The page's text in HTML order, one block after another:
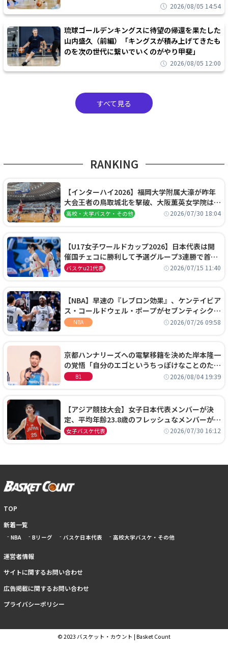
2026/08/05 14:54
琉球ゴールデンキングスに待望の帰還を果たした
山内盛久（前編）「キングスが積み上げてきたも
のを次の世代に繋いでいくのがやり甲斐」
2026/08/05 12:00
すべて見る
RANKING
【インターハイ2026】福岡大学附属大濠が昨年
大会王者の鳥取城北を撃破、大阪薫英女学院は岐
阜女子に完勝、大会3日目試合結果
高校・大学バスケ・その他 2026/07/30 18:04
【U17女子ワールドカップ2026】日本代表は開
催国チェコに勝利して予選グループ3連勝で首位
通過！準々決勝の相手はエジプトに決定
バスケu21代表 2026/07/15 11:40
【NBA】早速の『レブロン効果』、ケンテイビア
ス・コールドウェル・ポープがセブンティシクサ
ーズに1年契約で加入
NBA 2026/07/26 09:58
京都ハンナリーズへの電撃移籍を決めた岸本隆一
の覚悟「自分のエゴというちっぽけなことのため
に、京都に来たわけではない」
B1 2026/08/04 19:39
【アジア競技大会】女子日本代表メンバーが決
定、平均年齢23.8歳のフレッシュなメンバーが日
本開催の大舞台で頂点を狙う
女子バスケ代表 2026/07/30 16:12
TOP
新着一覧
NBA Bリーグ バスケ日本代表 高校大学バスケ・その他
運営者情報
サイトに関するお問い合わせ
広告掲載に関するお問い合わせ
プライバシーポリシー
© 2023 バスケット・カウント | Basket Count